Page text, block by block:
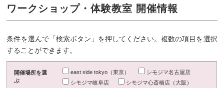
ワークショップ・体験教室 開催情報
条件を選んで「検索ボタン」を押してください。複数の項目を選択
することができます。
開催場所を選
ぶ
east side tokyo（東京）
シモジマ名古屋店
シモジマ岐阜店
シモジマ心斎橋店（大阪）